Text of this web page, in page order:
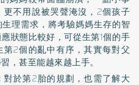
更不用說被哭聲淹沒，2個孩子
理需求，將考驗媽媽生存的智
狀態比較好，可從生第1個的手
第2個的亂中有序，其實每對父
，甚至能越來越上手。
對於第2胎的規劃，也需了解大